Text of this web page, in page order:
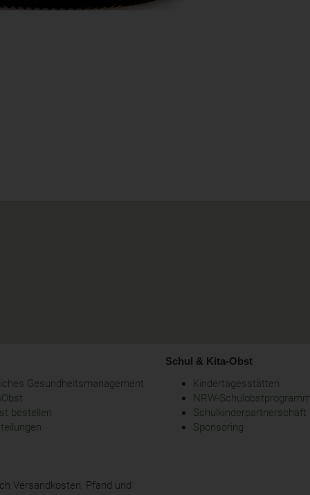
Gesundheitsmanagement
bestellen
Schul & Kita-Obst
Kindertagesstätten
NRW-
Schulkinderpartnerschaft
Sponsoring
Versandkosten, Pfand und